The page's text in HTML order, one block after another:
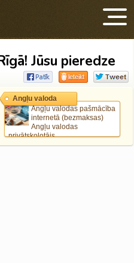
Jūsu pieredze
Angļu valodas pašmācība
internetā (bezmaksas)
Angļu valodas
privātskolotājs
Anglu valodas apmācība ar
Angļu valoda